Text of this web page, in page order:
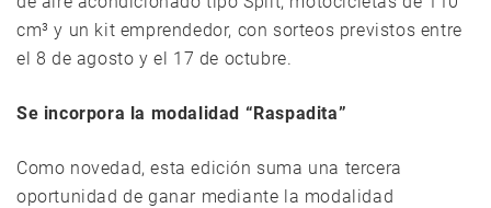
cm³ y un kit emprendedor, con sorteos previstos entre
el 8 de agosto y el 17 de octubre.
Se incorpora la modalidad “Raspadita”
Como novedad, esta edición suma una tercera
oportunidad de ganar mediante la modalidad